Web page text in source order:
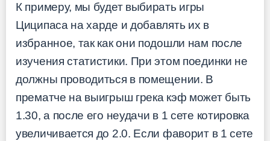
К примеру, мы будет выбирать игры
Циципаса на харде и добавлять их в
избранное, так как они подошли нам после
изучения статистики. При этом поединки не
должны проводиться в помещении. В
прематче на выигрыш грека кэф может быть
1.30, а после его неудачи в 1 сете котировка
увеличивается до 2.0. Если фаворит в 1 сете